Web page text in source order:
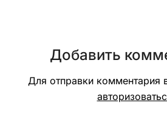
Добавить
Для отправки комментария